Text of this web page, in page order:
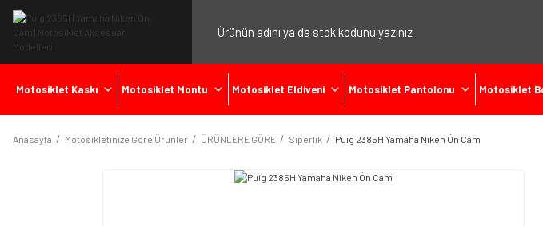
Motosiklet Kaskı Motosiklet Montu Motosiklet Eldiveni Motosiklet Pantolonu Motosiklet
Anasayfa Motosikletinize Göre Ürünler ÜRÜNLERE GÖRE Siperlik Puig 2385H Yamaha Niken Ön Cam